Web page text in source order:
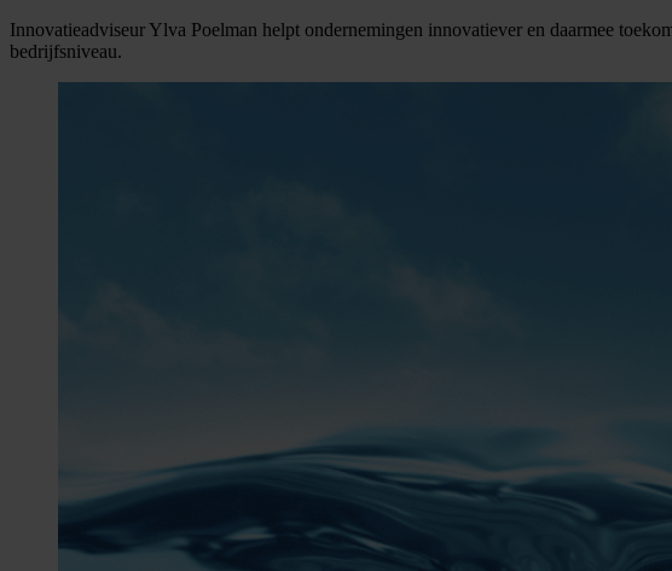
Innovatieadviseur Ylva Poelman helpt ondernemingen innovatiever en daarmee
bedrijfsniveau.